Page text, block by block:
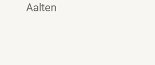
Aalten